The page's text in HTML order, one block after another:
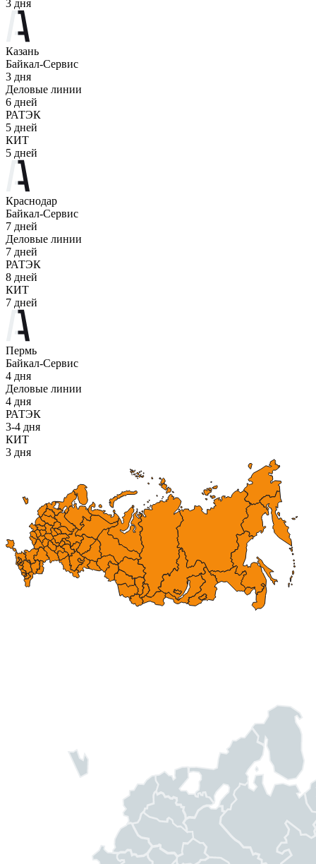
3 дня
Казань
Байкал-Сервис
3 дня
Деловые линии
6 дней
РАТЭК
5 дней
КИТ
5 дней
Краснодар
Байкал-Сервис
7 дней
Деловые линии
7 дней
РАТЭК
8 дней
КИТ
7 дней
Пермь
Байкал-Сервис
4 дня
Деловые линии
4 дня
РАТЭК
3-4 дня
КИТ
3 дня